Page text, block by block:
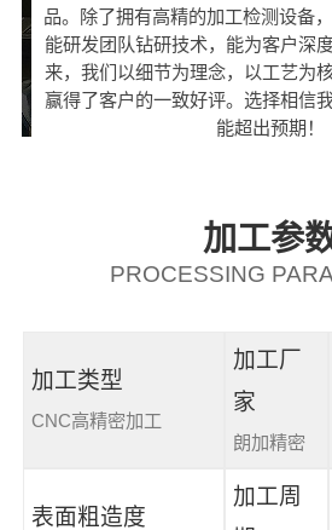
品。除了拥有高精的加工检测设备
能研发团队钻研技术，能为客户深
来，我们以细节为理念，以工艺为
赢得了客户的一致好评。选择相信
能超出预期！
加工参
PROCESSING
加工类型
CNC高精密加工
加工厂
家
朗加精密
表面粗造度
加工周